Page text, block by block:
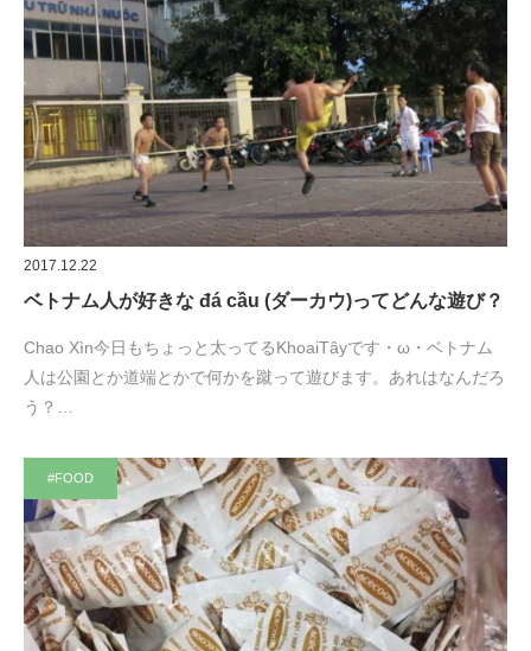
2017.12.22
ベトナム人が好きな đá cầu (ダーカウ)ってどんな遊び？
Chao Xìn今日もちょっと太ってるKhoaiTâyです・ω・ベトナム
人は公園とか道端とかで何かを蹴って遊びます。あれはなんだろ
う？…
#FOOD